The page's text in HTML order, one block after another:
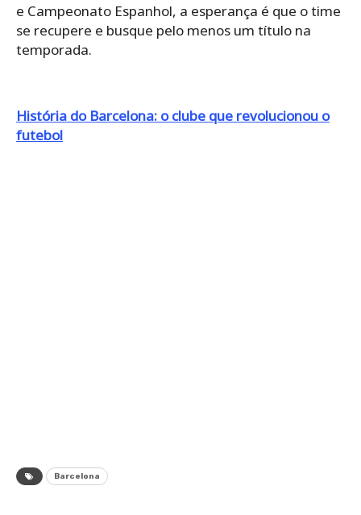
e Campeonato Espanhol, a esperança é que o time
se recupere e busque pelo menos um título na
temporada.
História do Barcelona: o clube que revolucionou o
futebol
Barcelona